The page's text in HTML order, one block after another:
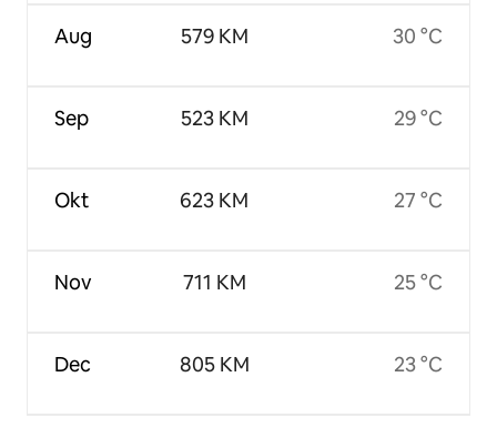
Aug
Sep
Okt
Nov
Dec
579 KM
523 KM
623 KM
711 KM
805 KM
30 °C
29 °C
27 °C
25 °C
23 °C